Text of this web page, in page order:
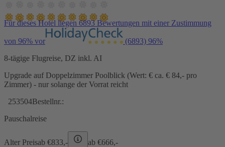
Für dieses Hotel liegen 6893 Bewertungen mit einer Zustimmung
von 96% vor (6893) 96%
8-tägige Flugreise, DZ inkl. AI
Upgrade auf Doppelzimmer Poolblick (Wert: € ca. € 84,- pro
Zimmer) - nur solange der Vorrat reicht
253504Bestellnr.:
Pauschalreise
Alter Preisab €833,- ab €666,-